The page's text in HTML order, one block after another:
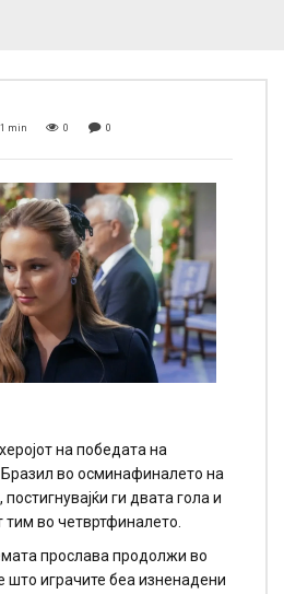
1 min 0 0
на победата на
во осминафиналето на
ги двата гола и
тим во четвртфиналето.
прослава продолжи во
што играчите беа изненадени